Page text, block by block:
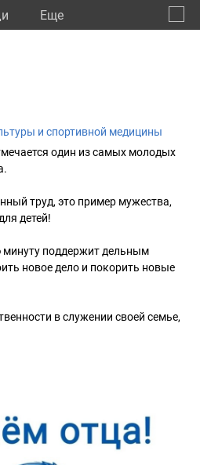
Eще
и спортивной медицины
один из самых молодых
труд, это пример мужества,
детей!
минуту поддержит дельным
новое дело и покорить новые
в служении своей семье,